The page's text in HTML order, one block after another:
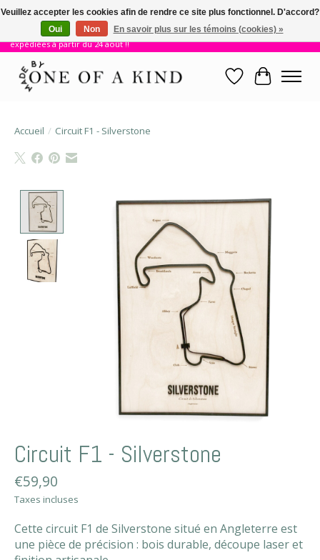
!! Nous sommes en vacances jusqu'au 23 août. Les commandes seront
expédiées à partir du 24 août !!
Liste dePanier
Accueil / Circuit F1 - Silverstone
Product image slideshow Items
Circuit F1 - Silverstone
€59,90
Taxes incluses
Cette circuit F1 de Silverstone situé en Angleterre est
une pièce de précision : bois durable, découpe laser et
Veuillez accepter les cookies afin de rendre ce site plus fonctionnel. D'accord?
Oui
Non En savoir plus sur les témoins (cookies) »